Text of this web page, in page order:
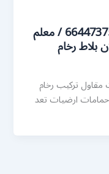
فني تركيب سيراميك الزهراء / 66447375 / معلم
بلاط رخام
مقاول تركيب رخام
ارضيات تعد